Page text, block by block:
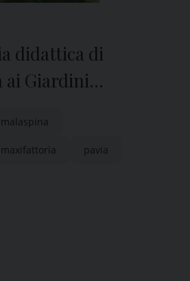
didattica di
ai Giardini
maxifattoria pavia